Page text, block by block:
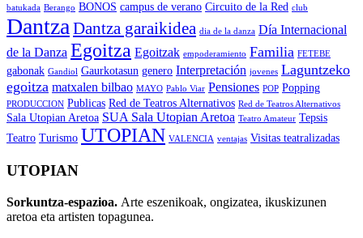
batukada Berango BONOS campus de verano Circuito de la Red club
Dantza Dantza garaikidea dia de la danza Día Internacional
de la Danza Egoitza Egoitzak empoderamiento Familia FETEBE
gabonak Gandiol Gaurkotasun genero Interpretación jovenes Laguntzeko
egoitza matxalen bilbao MAYO Pablo Viar Pensiones POP Popping
PRODUCCION Publicas Red de Teatros Alternativos Red de Teatros Alternativos
Sala Utopian Aretoa SUA Sala Utopian Aretoa Teatro Amateur Tepsis
Teatro Turismo UTOPIAN VALENCIA ventajas Visitas teatralizadas
UTOPIAN
Sorkuntza-espazioa. Arte eszenikoak, ongizatea, ikuskizunen
aretoa eta artisten topagunea.